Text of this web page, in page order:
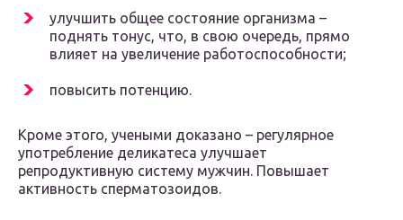
улучшить общее состояние организма –
поднять тонус, что, в свою очередь, прямо
влияет на увеличение работоспособности;
повысить потенцию.
Кроме этого, учеными доказано – регулярное
употребление деликатеса улучшает
репродуктивную систему мужчин. Повышает
активность сперматозоидов.